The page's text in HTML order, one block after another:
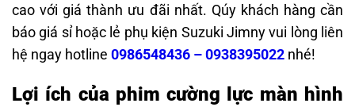
cao với giá thành ưu đãi nhất. Qúy khách hàng cần
báo giá sỉ hoặc lẻ phụ kiện Suzuki Jimny vui lòng liên
hệ ngay hotline 0986548436 – 0938395022 nhé!
Lợi ích của phim cường lực màn hình